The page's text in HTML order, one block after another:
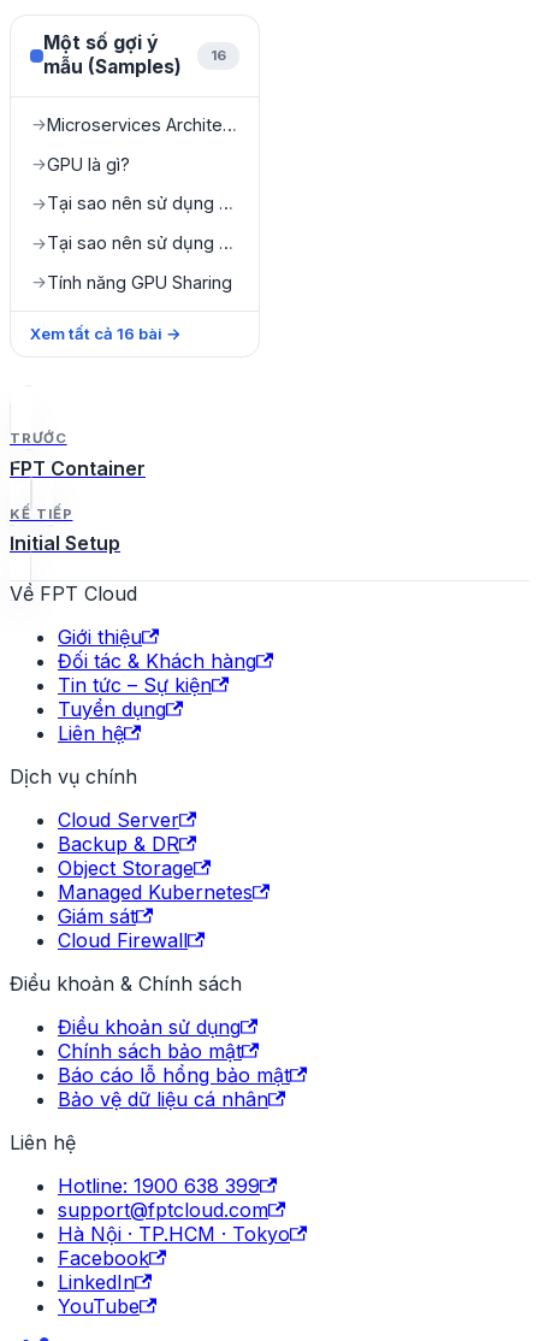
namespace được hệ thống
tạo sẵ
Một số gợi ý
mẫu (Samples)
16
→ Microservices Architecture on FKE
→GPU là gì?
→ Tại sao nên sử dụng GPU trên Cloud?
→ Tại sao nên sử dụng GPU Kubernetes?
→Tính năng GPU Sharing
Xem tất cả 16 bài →
TRƯỚC
FPT Container
KẾ TIẾP
Initial Setup
Về FPT Cloud
Giới thiệu
Đối tác & Khách hàng
Tin tức – Sự kiện
Tuyển dụng
Liên hệ
Dịch vụ chính
Cloud Server
Backup & DR
Object Storage
Managed Kubernetes
Giám sát
Cloud Firewall
Điều khoản & Chính sách
Điều khoản sử dụng
Chính sách bảo mật
Báo cáo lỗ hổng bảo mật
Bảo vệ dữ liệu cá nhân
Liên hệ
Hotline: 1900 638 399
support@fptcloud.com
Hà Nội · TP.HCM · Tokyo
Facebook
LinkedIn
YouTube